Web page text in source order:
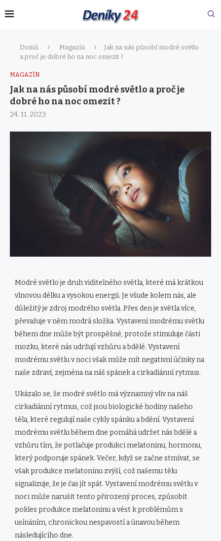
Domů Magazín
Jak na nás působí modré světlo
a proč je dobré ho na noc omezit ?
MAGAZÍN
Jak na nás působí modré světlo a proč je
dobré ho na noc omezit ?
24. 11. 2023
Modré světlo je druh viditelného světla, které má krátkou
vlnovou délku a vysokou energii. Je všude kolem nás, ale
důležitý je zdroj modrého světla. Přes den je světla více,
převažuje v něm modrá složka. Vystavení modrému světlu
během dne může být prospěšné, protože stimuluje části
mozku, které nás udržují vzhůru a bdělé. Vystavení
modrému světlu v noci však může mít negativní účinky na
naše zdraví, zejména na náš spánek a cirkadiánní rytmus.
Ukázalo se, že modré světlo má významný vliv na náš
cirkadiánní rytmus, což jsou biologické hodiny našeho
těla, které regulují naše cykly spánku a bdění. Vystavení
modrému světlu během dne pomáhá udržet nás bdělé a
vzhůru tím, že potlačuje produkci melatoninu, hormonu,
který podporuje spánek. Večer, když se začne stmívat, se
však produkce melatoninu zvýší, což našemu tělu
signalizuje, že je čas jít spát. Vystavení modrému světlu v
noci může narušit tento přirozený proces, způsobit
pokles produkce melatoninu a vést k problémům s
usínáním, chronickou nespavostí a únavou během
následujícího dne.